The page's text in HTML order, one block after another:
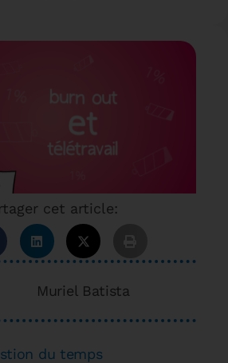
cet article:
Muriel Batista
du temps